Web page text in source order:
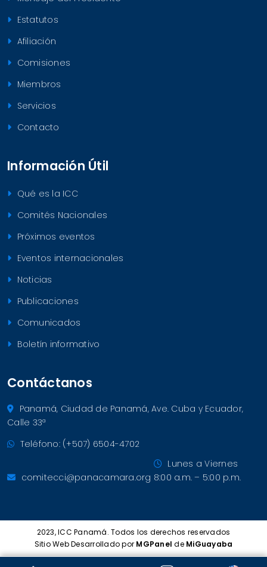
Estatutos
Afiliación
Comisiones
Miembros
Servicios
Contacto
Información Útil
Qué es la ICC
Comités Nacionales
Próximos eventos
Eventos internacionales
Noticias
Publicaciones
Comunicados
Boletín informativo
Contáctanos
Panamá, Ciudad de Panamá, Ave. Cuba y Ecuador,
Calle 33ª
Teléfono: (+507) 6504-4702
comitecci@panacamara.org
Lunes a Viernes
8:00 a.m. – 5:00 p.m.
2023, ICC Panamá. Todos los derechos reservados
Sitio Web Desarrollado por MGPanel de MiGuayaba